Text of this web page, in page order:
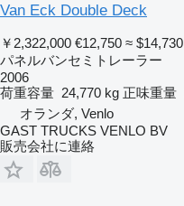
Van Eck Double Deck
￥2,322,000 €12,750 ≈ $14,730
パネルバンセミトレーラー
2006
荷重容量 24,770 kg 正味重量
オランダ, Venlo
GAST TRUCKS VENLO BV
販売会社に連絡